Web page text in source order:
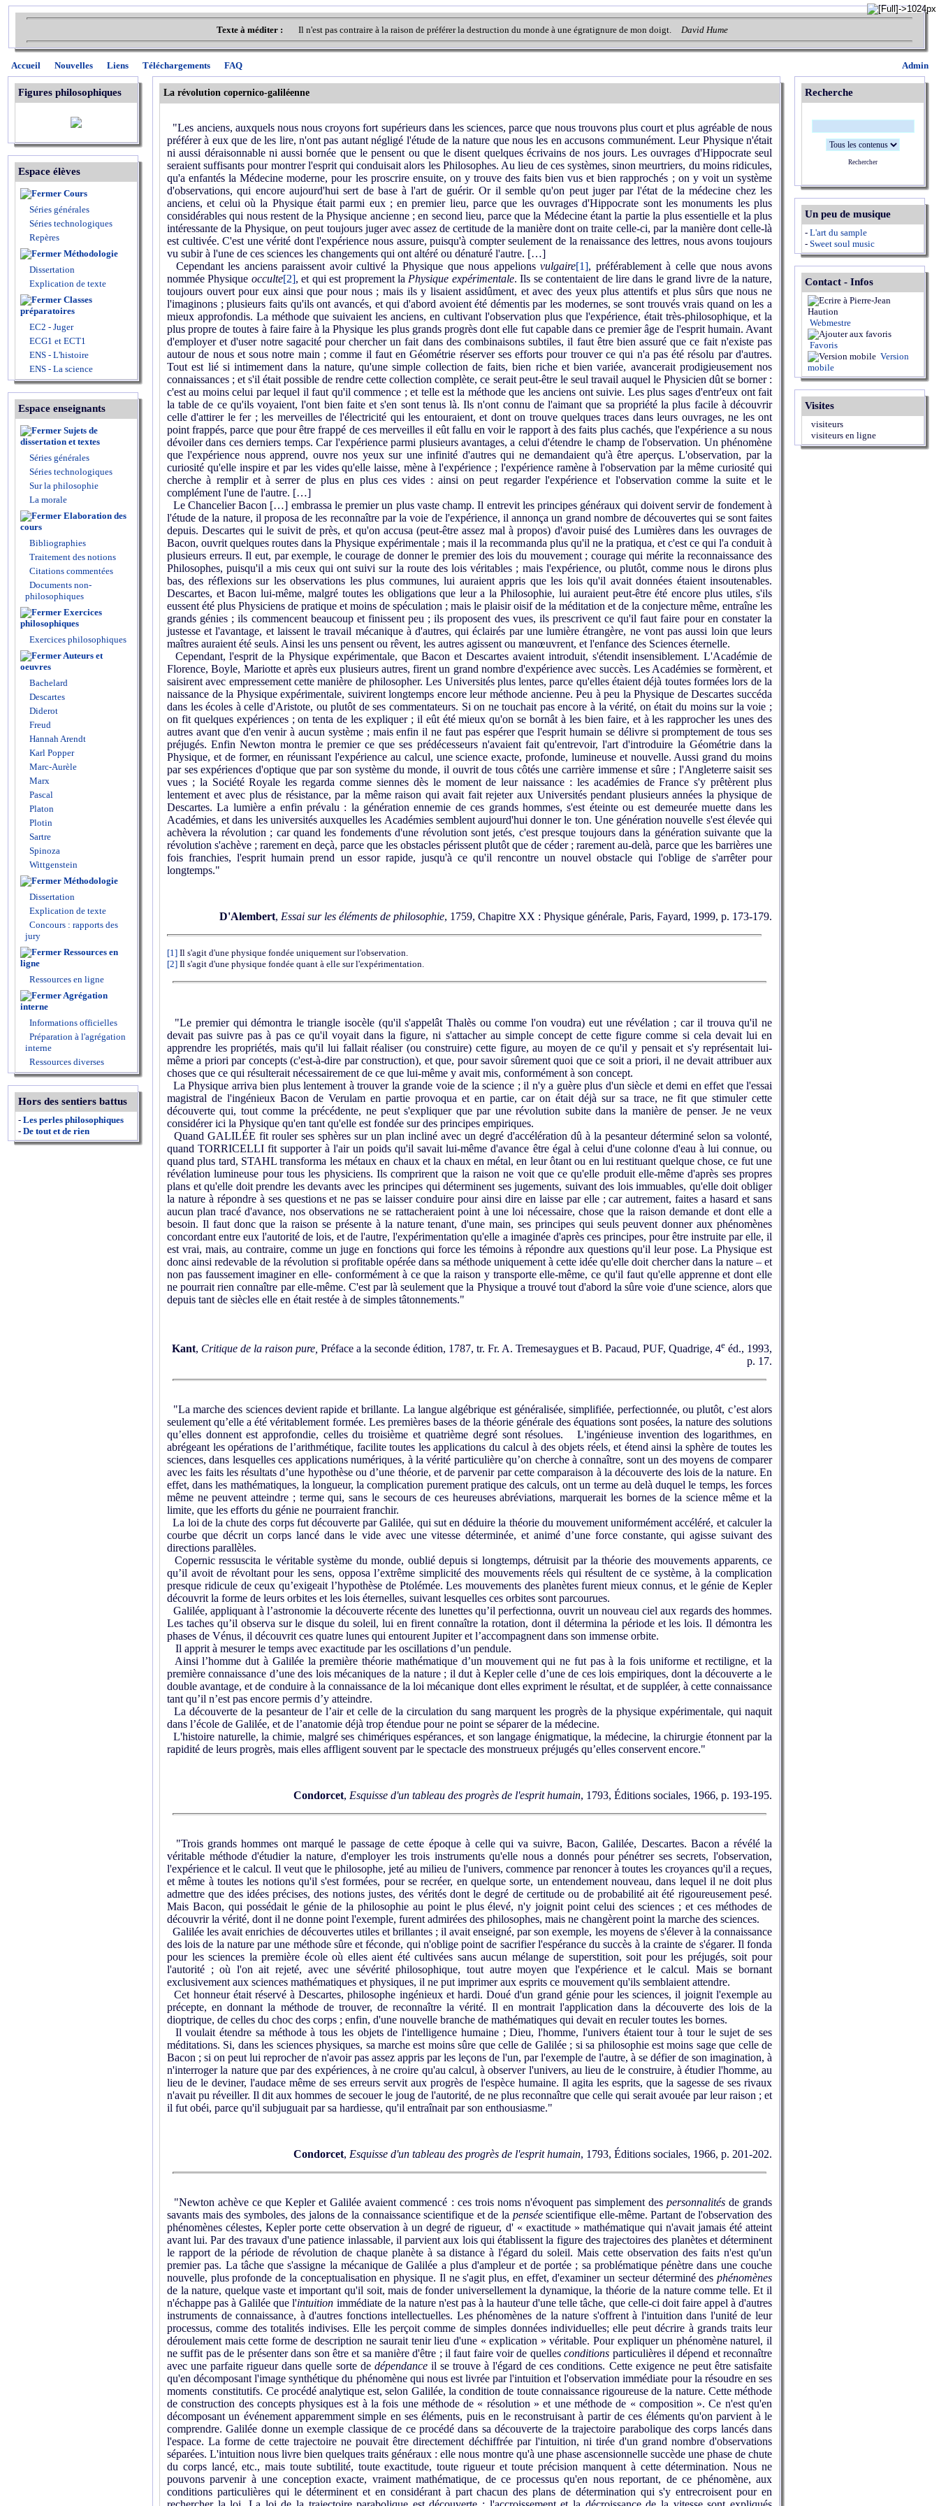
Texte à méditer : Il n'est pas contraire à la raison de préférer la destruction du monde à une égratignure de mon doigt. David Hume
Admin
Accueil Nouvelles Liens Téléchargements FAQ
Figures philosophiques
Espace élèves
Cours
Séries générales
Séries technologiques
Repères
Méthodologie
Dissertation
Explication de texte
Classes
préparatoires
EC2 - Juger
ECG1 et ECT1
ENS - L'histoire
ENS - La science
Espace enseignants
Sujets de
dissertation et textes
Séries générales
Séries technologiques
Sur la philosophie
La morale
Elaboration des
cours
Bibliographies
Traitement des notions
Citations commentées
Documents non-
philosophiques
Exercices
philosophiques
Exercices philosophiques
Auteurs et
oeuvres
Bachelard
Descartes
Diderot
Freud
Hannah Arendt
Karl Popper
Marc-Aurèle
Marx
Pascal
Platon
Plotin
Sartre
Spinoza
Wittgenstein
Méthodologie
Dissertation
Explication de texte
Concours : rapports des
jury
Ressources en
ligne
Ressources en ligne
Agrégation
interne
Informations officielles
Préparation à l'agrégation
interne
Ressources diverses
Hors des sentiers battus
- Les perles philosophiques
- De tout et de rien
La révolution copernico-galiléenne
"Les anciens, auxquels nous nous croyons fort supérieurs dans les sciences, parce que nous trouvons plus court et plus agréable de nous
préférer à eux que de les lire, n'ont pas autant négligé l'étude de la nature que nous les en accusons communément. Leur Phy­sique n'était
ni aussi déraisonnable ni aussi bornée que le pensent ou que le disent quelques écrivains de nos jours. Les ouvrages d'Hippocrate seul
seraient suffisants pour montrer l'esprit qui conduisait alors les Philosophes. Au lieu de ces systèmes, sinon meurtriers, du moins ridicules,
qu'a enfantés la Médecine moderne, pour les proscrire ensuite, on y trouve des faits bien vus et bien rapprochés ; on y voit un système
d'observations, qui encore aujourd'hui sert de base à l'art de guérir. Or il semble qu'on peut juger par l'état de la médecine chez les
anciens, et celui où la Physique était parmi eux ; en premier lieu, parce que les ouvrages d'Hippocrate sont les monuments les plus
considérables qui nous restent de la Physique ancienne ; en second lieu, parce que la Médecine étant la partie la plus essentielle et la plus
intéressante de la Physique, on peut toujours juger avec assez de certitude de la manière dont on traite celle-ci, par la manière dont celle-là
est cultivée. C'est une vérité dont l'expérience nous assure, puisqu'à compter seulement de la renaissance des lettres, nous avons toujours
vu subir à l'une de ces sciences les changements qui ont altéré ou dénaturé l'autre. […]
Cependant les anciens paraissent avoir cultivé la Physique que nous appelionsvulgaire[1], préférablement à celle que nous avons
nommée Physique occulte[2], et qui est proprement la Physique expérimentale. Ils se contentaient de lire dans le grand livre de la nature,
toujours ouvert pour eux ainsi que pour nous ; mais ils y lisaient assidûment, et avec des yeux plus attentifs et plus sûrs que nous ne
l'imaginons ; plusieurs faits qu'ils ont avancés, et qui d'abord avoient été démentis par les modernes, se sont trouvés vrais quand on les a
mieux approfondis. La méthode que suivaient les anciens, en cultivant l'observation plus que l'expérience, était très-philosophique, et la
plus propre de toutes à faire faire à la Physique les plus grands progrès dont elle fut capable dans ce premier âge de l'esprit humain. Avant
d'employer et d'user notre sagacité pour chercher un fait dans des combinaisons subtiles, il faut être bien assuré que ce fait n'existe pas
autour de nous et sous notre main ; comme il faut en Géométrie réserver ses efforts pour trouver ce qui n'a pas été résolu par d'autres.
Tout est lié si intimement dans la nature, qu'une simple collection de faits, bien riche et bien variée, avancerait prodigieusement nos
connaissances ; et s'il était pos­sible de rendre cette collection complète, ce serait peut-être le seul travail auquel le Physicien dût se borner :
c'est au moins celui par lequel il faut qu'il commence ; et telle est la méthode que les anciens ont suivie. Les plus sages d'entr'eux ont fait
la table de ce qu'ils voyaient, l'ont bien faite et s'en sont tenus là. Ils n'ont connu de l'aimant que sa propriété la plus facile à découvrir
celle d'attirer le fer ; les merveilles de l'électricité qui les entouraient, et dont on trouve quelques traces dans leurs ouvrages, ne les ont
point frappés, parce que pour être frappé de ces merveilles il eût fallu en voir le rapport à des faits plus cachés, que l'expérience a su nous
dévoiler dans ces derniers temps. Car l'expérience parmi plusieurs avantages, a celui d'étendre le champ de l'observation. Un phénomène
que l'expérience nous apprend, ouvre nos yeux sur une infinité d'autres qui ne demandaient qu'à être aperçus. L'observation, par la
curiosité qu'elle ins­pire et par les vides qu'elle laisse, mène à l'expé­rience ; l'expérience ramène à l'observation par la même curiosité qui
cherche à remplir et à serrer de plus en plus ces vides : ainsi on peut regarder l'expérience et l'observation comme la suite et le
complément l'une de l'autre. […]
Le Chancelier Bacon […] embrassa le premier un plus vaste champ. Il entrevit les principes généraux qui doivent servir de fondement à
l'étude de la nature, il proposa de les reconnaître par la voie de l'expérience, il annonça un grand nombre de découvertes qui se sont faites
depuis. Descartes qui le suivit de près, et qu'on accusa (peut-être assez mal à propos) d'avoir puisé des Lumières dans les ouvrages de
Bacon, ouvrit quelques routes dans la Physique expérimentale ; mais il la recommanda plus qu'il ne la pratiqua, et c'est ce qui l'a conduit à
plusieurs erreurs. Il eut, par exemple, le courage de donner le premier des lois du mouvement ; courage qui mérite la reconnaissance des
Philosophes, puisqu'il a mis ceux qui ont suivi sur la route des lois véritables ; mais l'expérience, ou plutôt, comme nous le dirons plus
bas, des réflexions sur les observations les plus communes, lui auraient appris que les lois qu'il avait données étaient insoutenables.
Descartes, et Bacon lui-même, malgré toutes les obligations que leur a la Philosophie, lui auraient peut-être été encore plus utiles, s'ils
eussent été plus Physiciens de pratique et moins de spéculation ; mais le plaisir oisif de la méditation et de la conjecture même, entraîne les
grands génies ; ils commencent beaucoup et finissent peu ; ils proposent des vues, ils prescrivent ce qu'il faut faire pour en constater la
justesse et l'avantage, et laissent le travail mécanique à d'autres, qui éclairés par une lumière étrangère, ne vont pas aussi loin que leurs
maîtres auraient été seuls. Ainsi les uns pensent ou rêvent, les autres agissent ou manœuvrent, et l'enfance des Sciences éternelle.
Cependant, l'esprit de la Physique expérimentale, que Bacon et Descartes avaient introduit, s'éten­dit insensiblement. L'Académie de
Florence, Boyle, Mariotte et après eux plusieurs autres, firent un grand nombre d'expérience avec succès. Les Académies se formèrent, et
saisirent avec empressement cette manière de philosopher. Les Universités plus lentes, parce qu'elles étaient déjà toutes formées lors de la
naissance de la Physique expérimentale, suivirent longtemps encore leur méthode ancienne. Peu à peu la Physique de Descartes succéda
dans les écoles à celle d'Aristote, ou plutôt de ses commentateurs. Si on ne touchait pas encore à la vérité, on était du moins sur la voie ;
on fit quelques expériences ; on tenta de les expliquer ; il eût été mieux qu'on se bornât à les bien faire, et à les rapprocher les unes des
autres avant que d'en venir à aucun système ; mais enfin il ne faut pas espérer que l'esprit humain se délivre si promptement de tous ses
préjugés. Enfin Newton montra le premier ce que ses prédécesseurs n'avaient fait qu'entrevoir, l'art d'introduire la Géo­métrie dans la
Physique, et de former, en réunissant l'expérience au calcul, une science exacte, profonde, lumineuse et nouvelle. Aussi grand du moins
par ses expériences d'optique que par son système du monde, il ouvrit de tous côtés une carrière immense et sûre ; l'Angleterre saisit ses
vues ; la Société Royale les regarda comme siennes dès le moment de leur naissance : les académies de France s'y prêtèrent plus
lentement et avec plus de résistance, par la même raison qui avait fait rejeter aux Universités pendant plusieurs années la physique de
Descartes. La lumière a enfin prévalu : la génération ennemie de ces grands hommes, s'est éteinte ou est demeurée muette dans les
Académies, et dans les universités auxquelles les Académies semblent aujourd'hui donner le ton. Une génération nouvelle s'est élevée qui
achèvera la révolution ; car quand les fondements d'une révolution sont jetés, c'est presque toujours dans la génération suivante que la
révolution s'achève ; rarement en deçà, parce que les obstacles périssent plutôt que de céder ; rarement au-delà, parce que les barrières une
fois franchies, l'esprit humain prend un essor rapide, jusqu'à ce qu'il rencontre un nouvel obstacle qui l'oblige de s'arrêter pour
longtemps."
D'Alembert, Essai sur les éléments de philosophie, 1759, Chapitre XX : Physique générale, Paris, Fayard, 1999, p. 173-179.
[1] Il s'agit d'une physique fondée uniquement sur l'observation.
[2] Il s'agit d'une physique fondée quant à elle sur l'expérimentation.
"Le premier qui démontra le triangle isocèle (qu'il s'appelât Thalès ou comme l'on voudra) eut une révélation ; car il trouva qu'il ne
devait pas suivre pas à pas ce qu'il voyait dans la figure, ni s'attacher au simple concept de cette figure comme si cela devait lui en
apprendre les propriétés, mais qu'il lui fallait réaliser (ou construire) cette figure, au moyen de ce qu'il y pensait et s'y représentait lui-
même a priori par concepts (c'est-à-dire par construction), et que, pour savoir sûrement quoi que ce soit a priori, il ne devait attribuer aux
choses que ce qui résulterait nécessairement de ce que lui-même y avait mis, conformément à son concept.
La Physique arriva bien plus lentement à trouver la grande voie de la science ; il n'y a guère plus d'un siècle et demi en effet que l'essai
magistral de l'ingénieux Bacon de Verulam en partie provoqua et en partie, car on était déjà sur sa trace, ne fit que stimuler cette
découverte qui, tout comme la précédente, ne peut s'expliquer que par une révolution subite dans la manière de penser. Je ne veux
considérer ici la Physique qu'en tant qu'elle est fondée sur des principes empiriques.
Quand GALILÉE fit rouler ses sphères sur un plan incliné avec un degré d'accélération dû à la pesanteur déterminé selon sa volonté,
quand TORRICELLI fit supporter à l'air un poids qu'il savait lui-même d'avance être égal à celui d'une colonne d'eau à lui connue, ou
quand plus tard, STAHL transforma les métaux en chaux et la chaux en métal, en leur ôtant ou en lui restituant quelque chose, ce fut une
révélation lumineuse pour tous les physiciens. Ils comprirent que la raison ne voit que ce qu'elle produit elle-même d'après ses propres
plans et qu'elle doit prendre les devants avec les principes qui déterminent ses jugements, suivant des lois immuables, qu'elle doit obliger
la nature à répondre à ses questions et ne pas se laisser conduire pour ainsi dire en laisse par elle ; car autrement, faites a hasard et sans
aucun plan tracé d'avance, nos observations ne se rattacheraient point à une loi nécessaire, chose que la raison demande et dont elle a
besoin. Il faut donc que la raison se présente à la nature tenant, d'une main, ses principes qui seuls peuvent donner aux phénomènes
concordant entre eux l'autorité de lois, et de l'autre, l'expérimentation qu'elle a imaginée d'après ces principes, pour être instruite par elle, il
est vrai, mais, au contraire, comme un juge en fonctions qui force les témoins à répondre aux questions qu'il leur pose. La Physique est
donc ainsi redevable de la révolution si profitable opérée dans sa méthode uniquement à cette idée qu'elle doit chercher dans la nature – et
non pas faussement imaginer en elle- conformément à ce que la raison y transporte elle-même, ce qu'il faut qu'elle apprenne et dont elle
ne pourrait rien connaître par elle-même. C'est par là seulement que la Physique a trouvé tout d'abord la sûre voie d'une science, alors que
depuis tant de siècles elle en était restée à de simples tâtonnements."
Kant, Critique de la raison pure Préface a la seconde édition, 1787, tr. Fr. A. Tremesaygues et B. Pacaud, PUF, Quadrige, 4e éd., 1993,
p. 17.
"La marche des sciences devient rapide et brillante. La langue algébrique est généralisée, simplifiée, perfectionnée, ou plutôt, c’est alors
seulement qu’elle a été véritablement formée. Les premières bases de la théorie générale des équations sont posées, la nature des solutions
qu’elles donnent est approfondie, celles du troisième et quatrième degré sont résolues. L'ingénieuse invention des logarithmes, en
abrégeant les opérations de l’arithmétique, facilite toutes les applications du calcul à des objets réels, et étend ainsi la sphère de toutes les
sciences, dans lesquelles ces applications numériques, à la vérité particulière qu’on cherche à connaître, sont un des moyens de comparer
avec les faits les résultats d’une hypothèse ou d’une théorie, et de parvenir par cette comparaison à la découverte des lois de la nature. En
effet, dans les mathématiques, la longueur, la complication purement pratique des calculs, ont un terme au delà duquel le temps, les forces
même ne peuvent atteindre ; terme qui, sans le secours de ces heureuses abréviations, marquerait les bornes de la science même et la
limite, que les efforts du génie ne pourraient franchir.
La loi de la chute des corps fut découverte par Galilée, qui sut en déduire la théorie du mouvement uniformément accéléré, et calculer la
courbe que décrit un corps lancé dans le vide avec une vitesse déterminée, et animé d’une force constante, qui agisse suivant des
directions parallèles.
Copernic ressuscita le véritable système du monde, oublié depuis si longtemps, détruisit par la théorie des mouvements apparents, ce
qu’il avoit de révoltant pourles sens, opposa l’extrême simplicité des mouvements réels qui résultent de ce système, à la complication
presque ridicule de ceux qu’exigeait l’hypothèse de Ptolémée. Les mouvements des planètes furent mieux connus, et le génie de Kepler
découvrit la forme de leurs orbites et les lois éternelles, suivant lesquelles ces orbites sont parcourues.
Galilée, appliquant à l’astronomie la découverte récente des lunettes qu’il perfectionna, ouvrit un nouveau ciel aux regards des hommes.
Les taches qu’il observa sur le disque du soleil, lui en firent connaître la rotation, dont il détermina la période et les lois. Il démontra les
phases de Vénus, il découvrit ces quatre lunes qui entourent Jupiter et l’accompagnent dans son immense orbite.
Il apprit à mesurer le temps avec exactitude par les oscillations d’un pendule.
Ainsi l’homme dut à Galilée la première théorie mathématique d’un mouvement qui ne fut pas à la fois uniforme et rectiligne, et la
première connaissance d’une des lois mécaniques de la nature ; il dut à Kepler celle d’une de ces lois empiriques, dont la découverte a le
double avantage, et de conduire à la connaissance de la loi mécanique dont elles expriment le résultat, et de suppléer, à cette connaissance
tant qu’il n’est pas encore permis d’y atteindre.
La découverte de la pesanteur de l’air et celle de la circulation du sang marquent les progrès de la physique expérimentale, qui naquit
dans l’école de Galilée, et de l’anatomie déjà trop étendue pour ne point se séparer de la médecine.
L'histoire naturelle, la chimie, malgré ses chimériques espérances, et son langage énigmatique, la médecine, la chirurgie étonnent par la
rapidité de leurs progrès, mais elles affligent souvent par le spectacle des monstrueux préjugés qu’elles conservent encore."
Condorcet, Esquisse d'un tableau des progrès de l'esprit humain, 1793, Éditions sociales, 1966, p. 193-195.
"Trois grands hommes ont marqué le passage de cette époque à celle qui va suivre, Bacon, Galilée, Descartes. Bacon a révélé la
véritable méthode d'étudier la nature, d'employer les trois instruments qu'elle nous a donnés pour pénétrer ses secrets, l'observation,
l'expérience et le calcul. Il veut que le philosophe, jeté au milieu de l'univers, commence par renoncer à toutes les croyances qu'il a reçues,
et même à toutes les notions qu'il s'est formées, pour se recréer, en quelque sorte, un entendement nouveau, dans lequel il ne doit plus
admettre que des idées précises, des notions justes, des vérités dont le degré de certitude ou de probabilité ait été rigoureusement pesé.
Mais Bacon, qui possédait le génie de la philosophie au point le plus élevé, n'y joignit point celui des sciences ; et ces méthodes de
découvrir la vérité, dont il ne donne point l'exemple, furent admirées des philosophes, mais ne changèrent point la marche des sciences.
Galilée les avait enrichies de découvertes utiles et brillantes ; il avait enseigné, par son exemple, les moyens de s'élever à la connaissance
des lois de la nature par une méthode sûre et féconde, qui n'oblige point de sacrifier l'espérance du succès à la crainte de s'égarer. Il fonda
pour les sciences la première école où elles aient été cultivées sans aucun mélange de superstition, soit pour les préjugés, soit pour
l'autorité ; où l'on ait rejeté, avec une sévérité philosophique, tout autre moyen que l'expérience et le calcul. Mais se bornant
exclusivement aux sciences mathématiques et physiques, il ne put imprimer aux esprits ce mouvement qu'ils semblaient attendre.
Cet honneur était réservé à Descartes, philosophe ingénieux et hardi. Doué d'un grand génie pour les sciences, il joignit l'exemple au
précepte, en donnant la méthode de trouver, de reconnaître la vérité. Il en montrait l'application dans la découverte des lois de la
dioptrique, de celles du choc des corps ; enfin, d'une nouvelle branche de mathématiques qui devait en reculer toutes les bornes.
Il voulait étendre sa méthode à tous les objets de l'intelligence humaine ; Dieu, l'homme, l'univers étaient tour à tour le sujet de ses
méditations. Si, dans les sciences physiques, sa marche est moins sûre que celle de Galilée ; si sa philosophie est moins sage que celle de
Bacon ; si on peut lui reprocher de n'avoir pas assez appris par les leçons de l'un, par l'exemple de l'autre, à se défier de son imagination, à
n'interroger la nature que par des expériences, à ne croire qu'au calcul, à observer l'univers, au lieu de le construire, à étudier l'homme, au
lieu de le deviner, l'audace même de ses erreurs servit aux progrès de l'espèce humaine. Il agita les esprits, que la sagesse de ses rivaux
n'avait pu réveiller. Il dit aux hommes de secouer le joug de l'autorité, de ne plus reconnaître que celle qui serait avouée par leur raison ; et
il fut obéi, parce qu'il subjuguait par sa hardiesse, qu'il entraînait par son enthousiasme."
Condorcet, Esquisse d'un tableau des progrès de l'esprit humain, 1793, Éditions sociales, 1966, p. 201-202.
"Newton achève ce que Kepler et Galilée avaient commencé : ces trois noms n'évoquent pas simplement des personnalités de grands
savants mais des symboles, des jalons de la connaissance scientifique et de la penséescientifique elle-même. Partant de l'observation des
phénomènes célestes, Kepler porte cette observation à un degré de rigueur, d' « exactitude » mathématique qui n'avait jamais été atteint
avant lui. Par des travaux d'une patience inlassable, il parvient aux lois qui établissent la figure des trajectoires des planètes et déterminent
le rapport de la période de révolution de chaque planète à sa distance à l'égard du soleil. Mais cette observation des faits n'est qu'un
premier pas. La tâche que s'assigne la mécanique de Galilée a plus d'ampleur et de portée ; sa problématique pénètre dans une couche
nouvelle, plus profonde de la conceptualisation en physique. Il ne s'agit plus, en effet, d'examiner un secteur déterminé des phénomènes
de la nature, quelque vaste et important qu'il soit, mais de fonder universellement la dynamique, la théorie de la nature comme telle. Et il
n'échappe pas à Galilée que l'intuition immédiate de la nature n'est pas à la hauteur d'une telle tâche, que celle-ci doit faire appel à d'autres
instruments de connaissance, à d'autres fonctions intellectuelles. Les phénomènes de la nature s'offrent à l'intuition dans l'unité de leur
processus, comme des totalités indivises. Elle les perçoit comme de simples données individuelles; elle peut décrire à grands traits leur
déroulement mais cette forme de description ne saurait tenir lieu d'une « explication » véritable. Pour expliquer un phénomène naturel, il
ne suffit pas de le présenter dans son être et sa manière d'être ; il faut faire voir de quellesconditions particulières il dépend et reconnaître
avec une parfaite rigueur dans quelle sorte de dépendanceil se trouve à l'égard de ces conditions. Cette exigence ne peut être satisfaite
qu'en décomposant l'image synthétique du phénomène qui nous est livrée par l'intuition et l'observation immédiate pour la résoudre en ses
moments constitutifs. Ce procédé analytique est, selon Galilée, la condition de toute connaissance rigoureuse de la nature. Cette méthode
de construction des concepts physiques est à la fois une méthode de « résolution » et une méthode de « composition ». Ce n'est qu'en
décomposant un événement apparemment simple en ses éléments, puis en le reconstruisant à partir de ces éléments qu'on parvient à le
comprendre. Galilée donne un exemple classique de ce procédé dans sa découverte de la trajectoire parabolique des corps lancés dans
l'espace. La forme de cette trajectoire ne pouvait être directement déchiffrée par l'intuition, ni tirée d'un grand nombre d'observations
séparées. L'intuition nous livre bien quelques traits généraux : elle nous montre qu'à une phase ascensionnelle succède une phase de chute
du corps lancé, etc., mais toute subtilité, toute exactitude, toute rigueur et toute précision manquent à cette détermination. Nous ne
pouvons parvenir à une conception exacte, vraiment mathématique, de ce processus qu'en nous reportant, de ce phénomène, aux
conditions particulières qui le déterminent et en considérant à part chacun des plans de détermination qui s'y entrecroisent pour en
Recherche
Rechercher
Un peu de musique
- L'art du sample
- Sweet soul music
Contact - Infos
Webmestre
Favoris
Version
mobile
Visites
visiteurs
visiteurs en ligne